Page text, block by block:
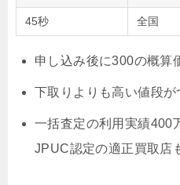
45秒 全国
申し込み後に300の概算
下取りよりも高い値段が
一括査定の利用実績400
JPUC認定の適正買取店